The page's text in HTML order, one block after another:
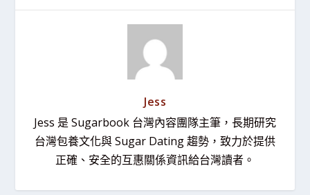
Jess
Jess 是 Sugarbook 台灣內容團隊主筆，長期研究
台灣包養文化與 Sugar Dating 趨勢，致力於提供
正確、安全的互惠關係資訊給台灣讀者。